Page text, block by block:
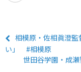
相模原・佐相眞澄
い」 #相模原
世田谷学園・成